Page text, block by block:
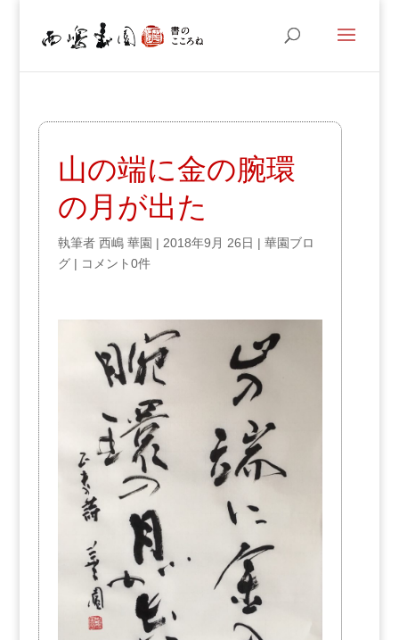
山の端に金の腕環
の月が出た
執筆者 西嶋 華園 | 2018年9月 26日 | 華園ブロ
グ| コメント0件